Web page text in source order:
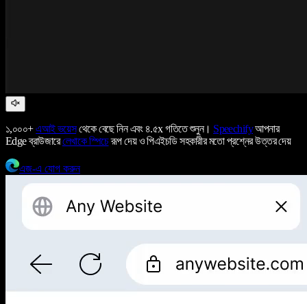
১,০০০+এআই ভয়েসথেকে বেছে নিন এবং ৪.৫x গতিতে শুনুন। Speechifyআপনার
Edge ব্রাউজারেলেখাকে স্পিচেরূপ দেয় ও পিএইচডি সহকারীর মতো প্রশ্নের উত্তর দেয়
এজ-এ যোগ করুন